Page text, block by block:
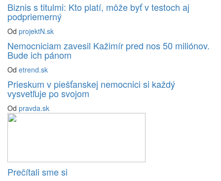
Biznis s titulmi: Kto platí, môže byť v testoch aj
podpriemerný
Od projektN.sk
Nemocniciam zavesil Kažimír pred nos 50 miliónov.
Bude ich pánom
Od etrend.sk
Prieskum v piešťanskej nemocnici si každý
vysvetľuje po svojom
Od pravda.sk
Prečítali sme si